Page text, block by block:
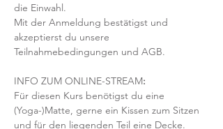
die Einwahl.
Mit der Anmeldung bestätigst und
akzeptierst du unsere
Teilnahmebedingungen und AGB.
INFO ZUM ONLINE-STREAM:
Für diesen Kurs benötigst du eine
(Yoga-)Matte, gerne ein Kissen zum Sitzen
und für den liegenden Teil eine Decke.